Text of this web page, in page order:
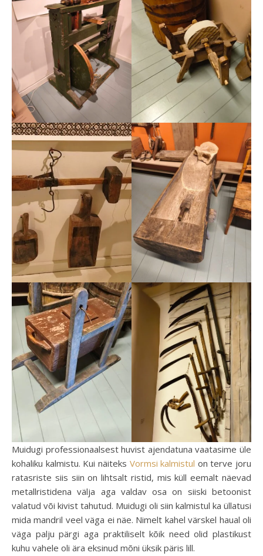
Muidugi professionaalsest huvist ajendatuna vaatasime üle
kohaliku kalmistu. Kui näiteks Vormsi kalmistul on terve joru
ratasriste siis siin on lihtsalt ristid, mis küll eemalt näevad
metallristidena välja aga valdav osa on siiski betoonist
valatud või kivist tahutud. Muidugi oli siin kalmistul ka üllatusi
mida mandril veel väga ei näe. Nimelt kahel värskel haual oli
väga palju pärgi aga praktiliselt kõik need olid plastikust
kuhu vahele oli ära eksinud mõni üksik päris lill.